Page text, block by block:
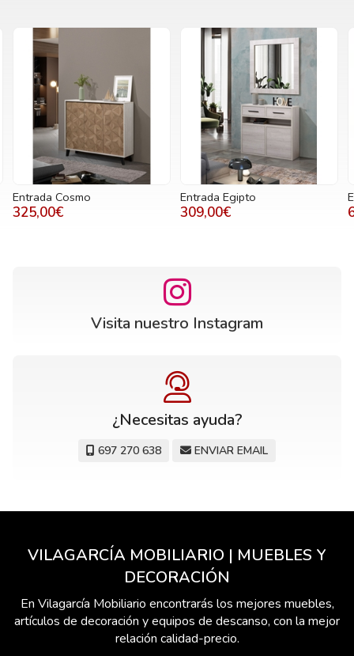
Entrada Cosmo
325,00€
Entrada Egipto
309,00€
Visita nuestro Instagram
¿Necesitas ayuda?
697 270 638 ENVIAR EMAIL
VILAGARCÍA MOBILIARIO | MUEBLES Y
DECORACIÓN
En Vilagarcía Mobiliario encontrarás los mejores muebles,
artículos de decoración y equipos de descanso, con la mejor
relación calidad-precio.